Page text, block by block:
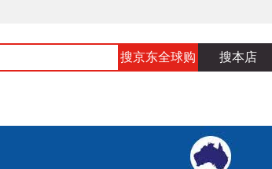
搜京东全球购 搜本店